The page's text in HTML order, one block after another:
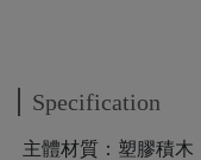
Specification
主體材質：塑膠積木